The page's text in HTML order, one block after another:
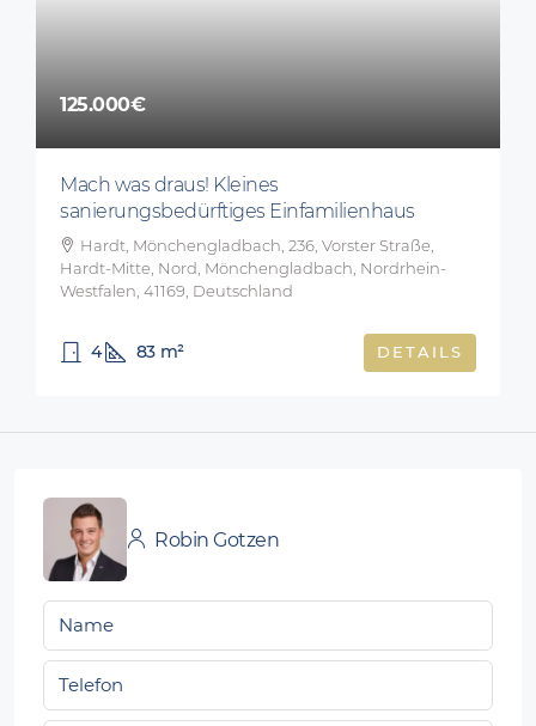
125.000€
Mach was draus! Kleines
sanierungsbedürftiges Einfamilienhaus
Hardt, Mönchengladbach, 236, Vorster Straße,
Hardt-Mitte, Nord, Mönchengladbach, Nordrhein-
Westfalen, 41169, Deutschland
4 83 m² DETAILS
Robin Gotzen